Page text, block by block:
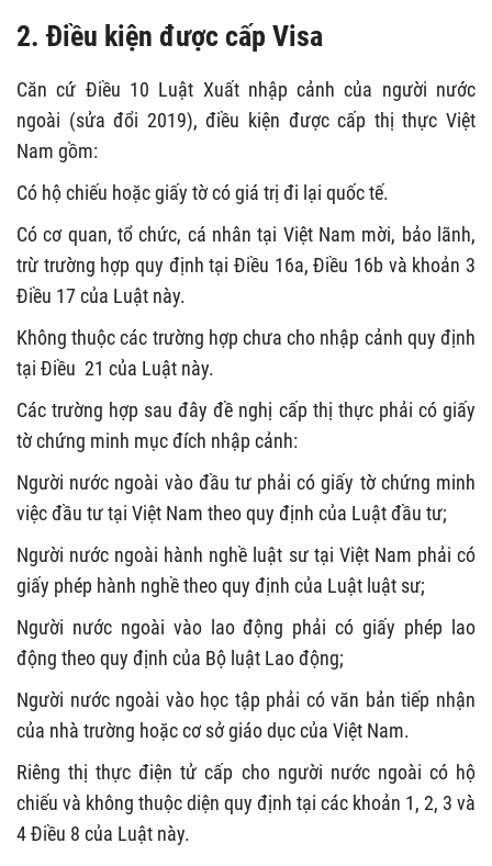
2. Điều kiện được cấp Visa
Căn cứ Điều 10 Luật Xuất nhập cảnh của người nước
ngoài (sửa đổi 2019), điều kiện được cấp thị thực Việt
Nam gồm:
Có hộ chiếu hoặc giấy tờ có giá trị đi lại quốc tế.
Có cơ quan, tổ chức, cá nhân tại Việt Nam mời, bảo lãnh,
trừ trường hợp quy định tại Điều 16a, Điều 16b và khoản 3
Điều 17 của Luật này.
Không thuộc các trường hợp chưa cho nhập cảnh quy định
tại Điều 21 của Luật này.
Các trường hợp sau đây đề nghị cấp thị thực phải có giấy
tờ chứng minh mục đích nhập cảnh:
Người nước ngoài vào đầu tư phải có giấy tờ chứng minh
việc đầu tư tại Việt Nam theo quy định của Luật đầu tư;
Người nước ngoài hành nghề luật sư tại Việt Nam phải có
giấy phép hành nghề theo quy định của Luật luật sư;
Người nước ngoài vào lao động phải có giấy phép lao
động theo quy định của Bộ luật Lao động;
Người nước ngoài vào học tập phải có văn bản tiếp nhận
của nhà trường hoặc cơ sở giáo dục của Việt Nam.
Riêng thị thực điện tử cấp cho người nước ngoài có hộ
chiếu và không thuộc diện quy định tại các khoản 1, 2, 3 và
4 Điều 8 của Luật này.